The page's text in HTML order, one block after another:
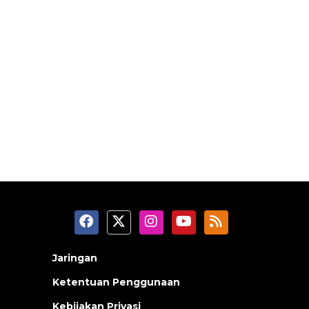
Jaringan
Ketentuan Penggunaan
Kebijakan Privasi